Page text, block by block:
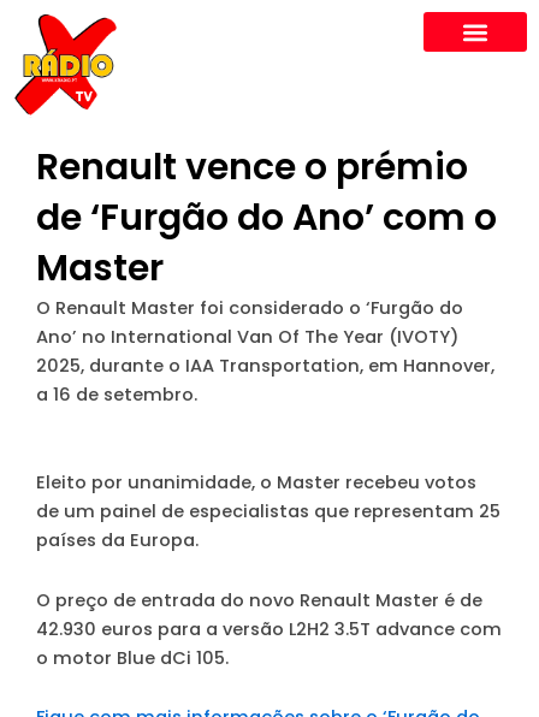
content
Renault vence o prémio
de ‘Furgão do Ano’ com o
Master
O Renault Master foi considerado o ‘Furgão do
Ano’ no International Van Of The Year (IVOTY)
2025, durante o IAA Transportation, em Hannover,
a 16 de setembro.
Eleito por unanimidade, o Master recebeu votos
de um painel de especialistas que representam 25
países da Europa.
O preço de entrada do novo Renault Master é de
42.930 euros para a versão L2H2 3.5T advance com
o motor Blue dCi 105.